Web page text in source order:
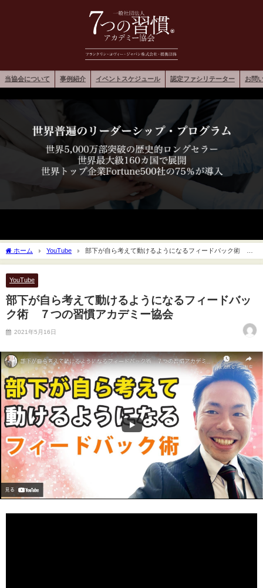
当協会について 事例紹介 イベントスケジュール 認定ファシリテーター お問
ホーム YouTube
部下が自ら考えて動けるようになるフィードバック術 ７
つの習慣アカデミー協会
YouTube
部下が自ら考えて動けるようになるフィードバッ
ク術 ７つの習慣アカデミー協会
2021年5月16日